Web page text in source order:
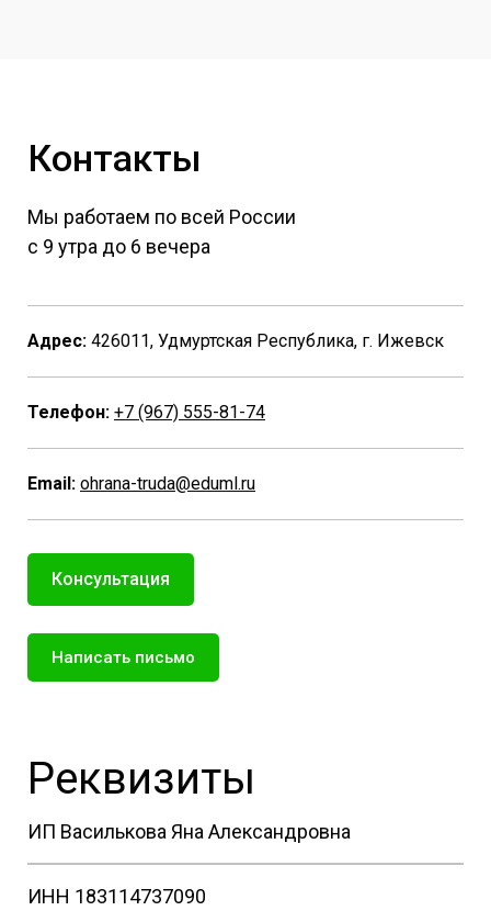
Контакты
Мы работаем по всей России
с 9 утра до 6 вечера
Адрес: 426011, Удмуртская Республика, г. Ижевск
Телефон: +7 (967) 555-81-74
Email: ohrana-truda@eduml.ru
Консультация
Написать письмо
Реквизиты
ИП Василькова Яна Александровна
ИНН 183114737090